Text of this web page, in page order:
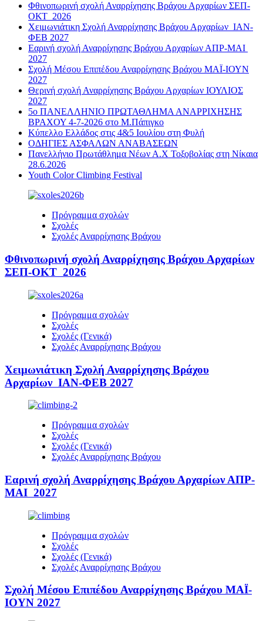
Φθινοπωρινή σχολή Αναρρίχησης Βράχου Αρχαρίων ΣΕΠ-
ΟΚΤ 2026
Χειμωνιάτικη Σχολή Αναρρίχησης Βράχου Αρχαρίων ΙΑΝ-
ΦΕΒ 2027
Εαρινή σχολή Αναρρίχησης Βράχου Αρχαρίων ΑΠΡ-ΜΑΙ
2027
Σχολή Μέσου Επιπέδου Αναρρίχησης Βράχου ΜΑΪ-ΙΟΥΝ
2027
Θερινή σχολή Αναρρίχησης Βράχου Αρχαρίων ΙΟΥΛΙΟΣ
2027
5ο ΠΑΝΕΛΛΗΝΙΟ ΠΡΩΤΑΘΛΗΜΑ ΑΝΑΡΡΙΧΗΣΗΣ
ΒΡΑΧΟΥ 4-7-2026 στο Μ.Πάπιγκο
Κύπελλο Ελλάδος στις 4&5 Ιουλίου στη Φυλή
ΟΔΗΓΙΕΣ ΑΣΦΑΛΩΝ ΑΝΑΒΑΣΕΩΝ
Πανελλήνιο Πρωτάθλημα Νέων Α.Χ Τοξοβολίας στη Νίκαια
28.6.2026
Youth Color Climbing Festival
Πρόγραμμα σχολών
Σχολές
Σχολές Αναρρίχησης Βράχου
Φθινοπωρινή σχολή Αναρρίχησης Βράχου Αρχαρίων
ΣΕΠ-ΟΚΤ 2026
Πρόγραμμα σχολών
Σχολές
Σχολές (Γενικά)
Σχολές Αναρρίχησης Βράχου
Χειμωνιάτικη Σχολή Αναρρίχησης Βράχου
Αρχαρίων ΙΑΝ-ΦΕΒ 2027
Πρόγραμμα σχολών
Σχολές
Σχολές (Γενικά)
Σχολές Αναρρίχησης Βράχου
Εαρινή σχολή Αναρρίχησης Βράχου Αρχαρίων ΑΠΡ-
ΜΑΙ 2027
Πρόγραμμα σχολών
Σχολές
Σχολές (Γενικά)
Σχολές Αναρρίχησης Βράχου
Σχολή Μέσου Επιπέδου Αναρρίχησης Βράχου ΜΑΪ-
ΙΟΥΝ 2027